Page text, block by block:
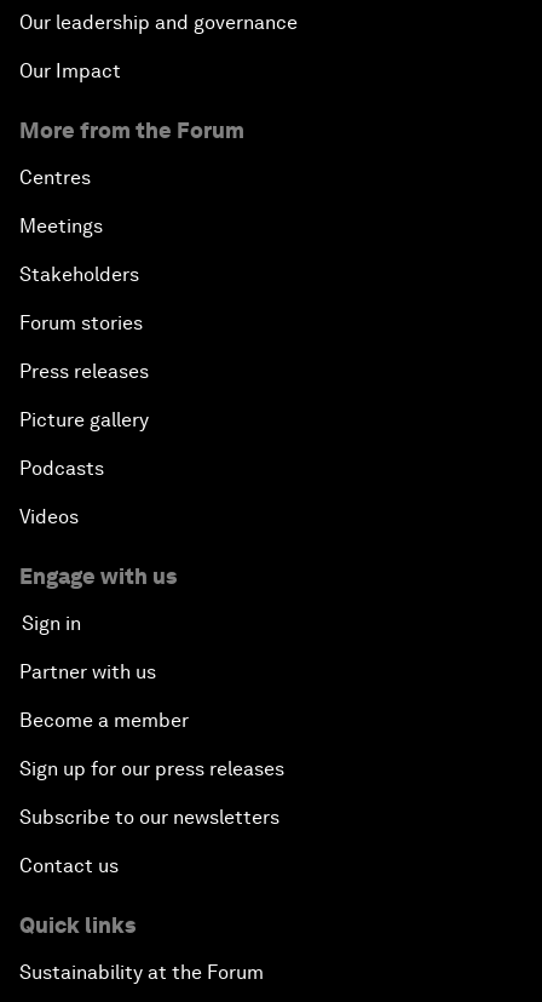
Our leadership and governance
Our Impact
More from the Forum
Centres
Meetings
Stakeholders
Forum stories
Press releases
Picture gallery
Podcasts
Videos
Engage with us
Sign in
Partner with us
Become a member
Sign up for our press releases
Subscribe to our newsletters
Contact us
Quick links
Sustainability at the Forum